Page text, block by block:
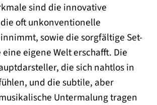
sind die innovative
oft unkonventionelle
sowie die sorgfältige Set-
eigene Welt erschafft. Die
die sich nahtlos in
und die subtile, aber
Untermalung tragen